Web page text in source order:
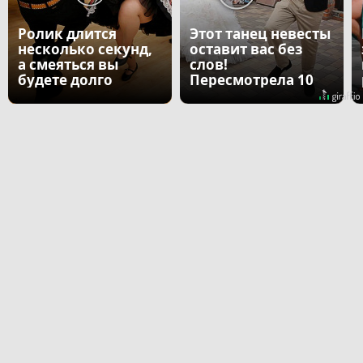
Ролик длится
несколько секунд,
а смеяться вы
будете долго
Этот танец невесты
оставит вас без
слов!
Пересмотрела 10